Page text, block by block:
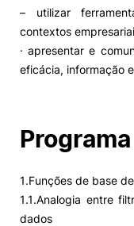
– utilizar
contextos
· apresentar e
eficácia, informação
Programa
1.Funções de base
1.1.Analogia entre
dados